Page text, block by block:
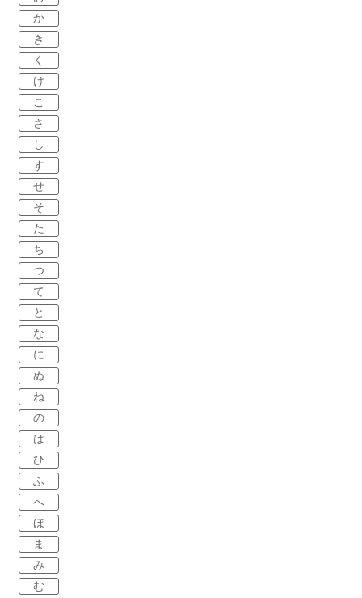
か
き
く
け
こ
さ
し
す
せ
そ
た
ち
つ
て
と
な
に
ぬ
ね
の
は
ひ
ふ
へ
ほ
ま
み
む